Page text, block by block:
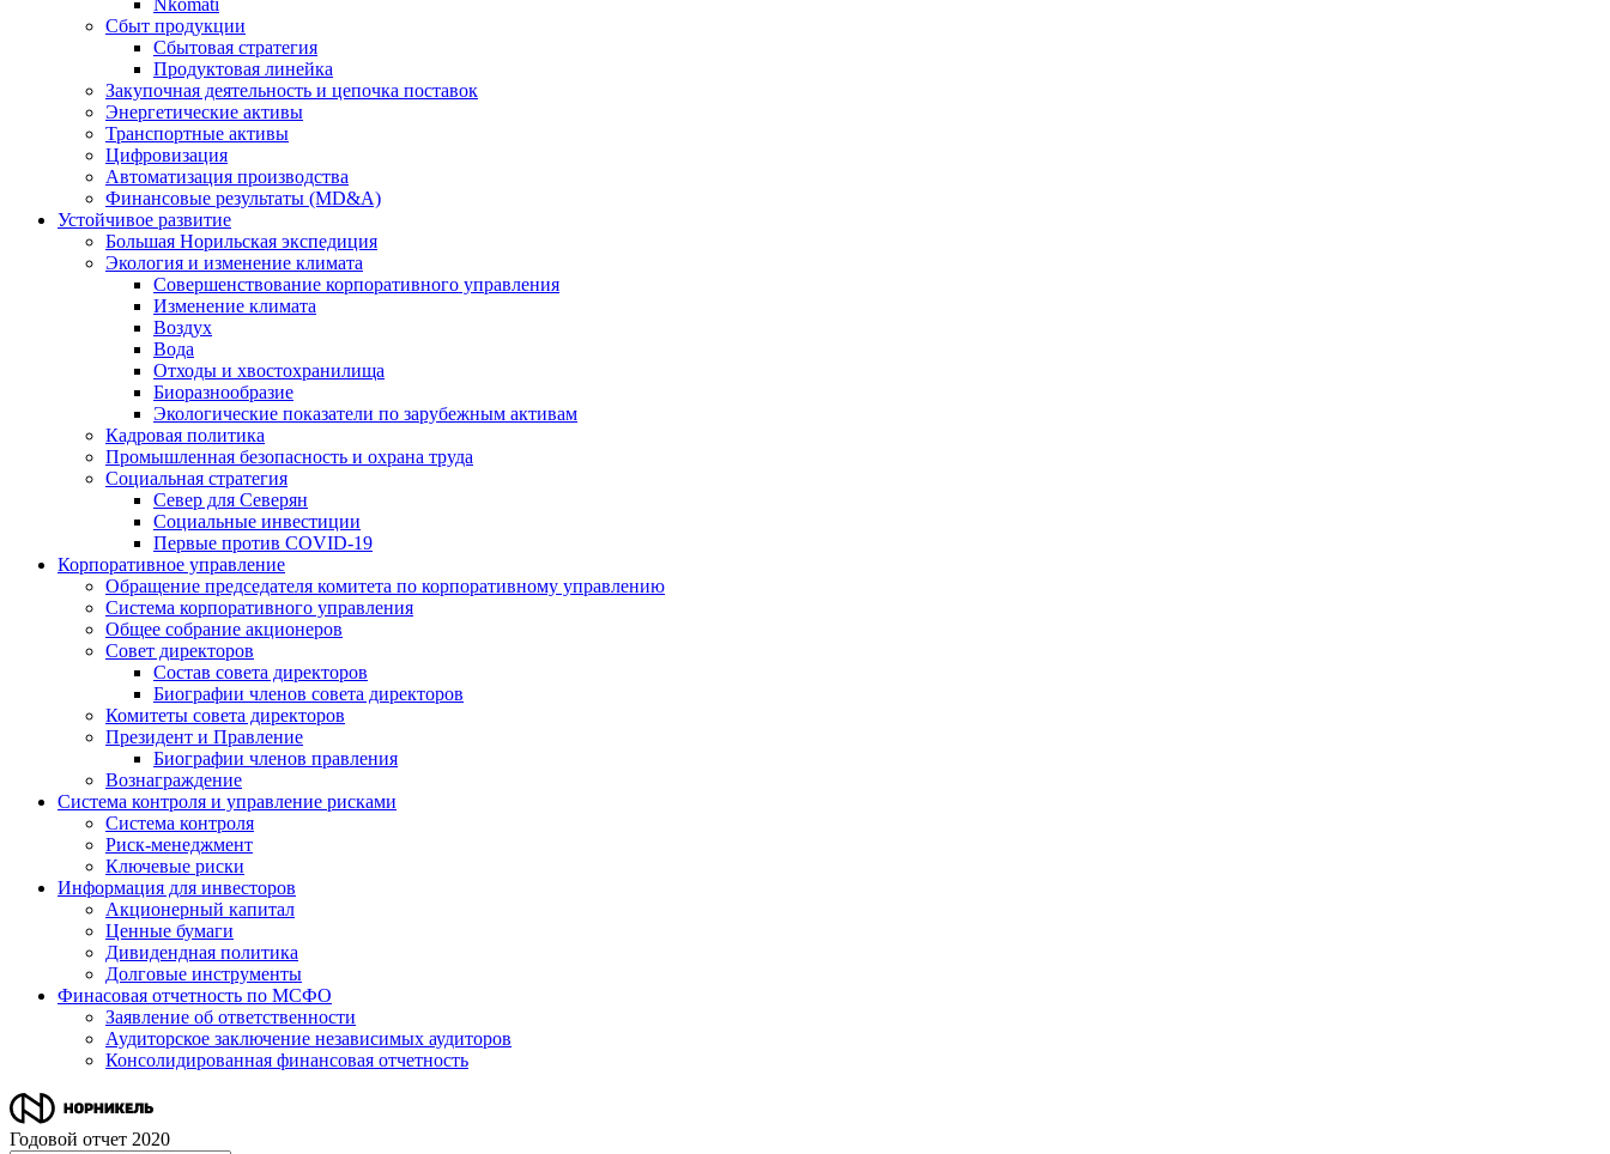
Nkomati
Сбыт продукции
Сбытовая стратегия
Продуктовая линейка
Закупочная деятельность и цепочка поставок
Энергетические активы
Транспортные активы
Цифровизация
Автоматизация производства
Финансовые результаты (MD&A)
Устойчивое развитие
Большая Норильская экспедиция
Экология и изменение климата
Совершенствование корпоративного управления
Изменение климата
Воздух
Вода
Отходы и хвостохранилища
Биоразнообразие
Экологические показатели по зарубежным активам
Кадровая политика
Промышленная безопасность и охрана труда
Социальная стратегия
Север для Северян
Социальные инвестиции
Первые против COVID‑19
Корпоративное управление
Обращение председателя комитета по корпоративному управлению
Система корпоративного управления
Общее собрание акционеров
Совет директоров
Состав совета директоров
Биографии членов совета директоров
Комитеты совета директоров
Президент и Правление
Биографии членов правления
Вознаграждение
Система контроля и управление рисками
Система контроля
Риск-менеджмент
Ключевые риски
Информация для инвесторов
Акционерный капитал
Ценные бумаги
Дивидендная политика
Долговые инструменты
Финасовая отчетность по МСФО
Заявление об ответственности
Аудиторское заключение независимых аудиторов
Консолидированная финансовая отчетность
Годовой отчет 2020